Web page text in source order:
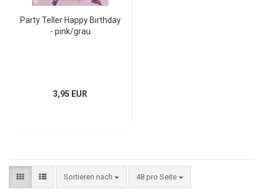
Party Teller Happy Birthday
- pink/grau
3,95 EUR
Sortieren nach 48 pro Seite